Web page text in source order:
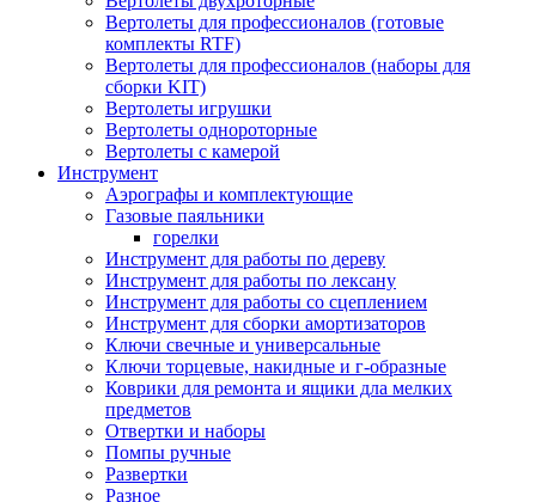
Вертолеты для профессионалов (готовые
комплекты RTF)
Вертолеты для профессионалов (наборы для
сборки KIT)
Вертолеты игрушки
Вертолеты однороторные
Вертолеты с камерой
Инструмент
Аэрографы и комплектующие
Газовые паяльники
горелки
Инструмент для работы по дереву
Инструмент для работы по лексану
Инструмент для работы со сцеплением
Инструмент для сборки амортизаторов
Ключи свечные и универсальные
Ключи торцевые, накидные и г-образные
Коврики для ремонта и ящики дла мелких
предметов
Отвертки и наборы
Помпы ручные
Развертки
Разное